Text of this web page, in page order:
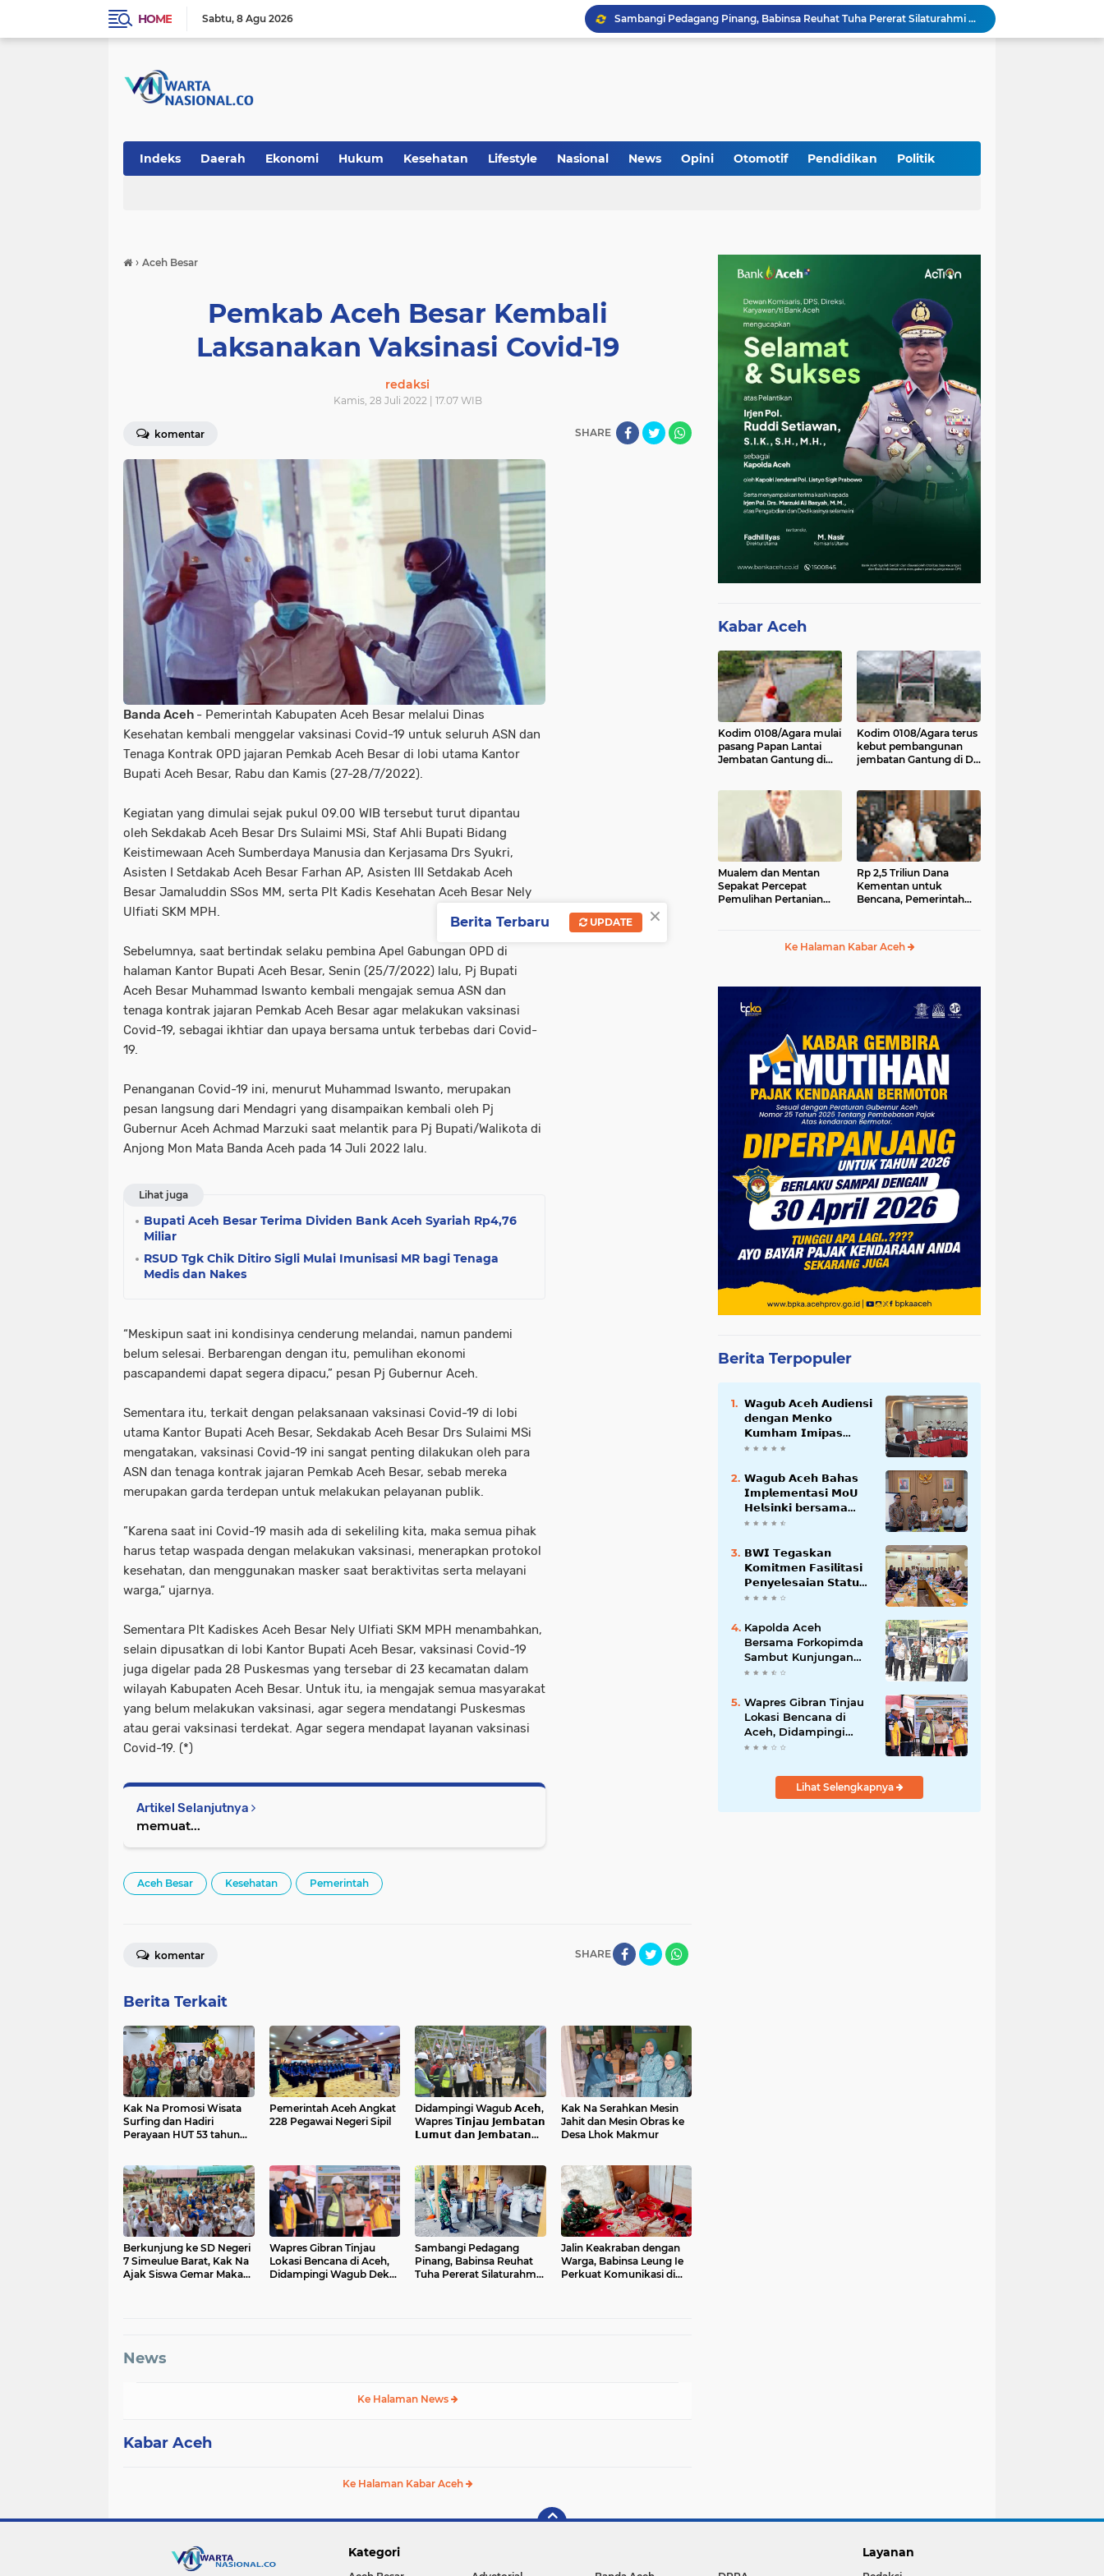
HOME Sabtu 8 Agu 2026
Sambangi Pedagang Pinang, Babinsa Reuhat Tuha Pererat Silaturahmi dengan Warga
Jalin Keakraban dengan Warga, Babinsa Leung Ie Perkuat Komunikasi di Wilayah Binaan
Rp 2,5 Triliun Dana Kementan untuk Bencana, Pemerintah Aceh kelola Rp 9,7 M
Indeks Daerah Ekonomi Hukum Kesehatan Lifestyle Nasional News Opini Otomotif Pendidikan Politik
› Aceh Besar
Pemkab Aceh Besar Kembali
Laksanakan Vaksinasi Covid-19
redaksi
Kamis, 28 Juli 2022 | 17.07 WIB
komentar SHARE
Banda Aceh - Pemerintah Kabupaten Aceh Besar melalui Dinas
Kesehatan kembali menggelar vaksinasi Covid-19 untuk seluruh ASN dan
Tenaga Kontrak OPD jajaran Pemkab Aceh Besar di lobi utama Kantor
Bupati Aceh Besar, Rabu dan Kamis (27-28/7/2022).
Kegiatan yang dimulai sejak pukul 09.00 WIB tersebut turut dipantau
oleh Sekdakab Aceh Besar Drs Sulaimi MSi, Staf Ahli Bupati Bidang
Keistimewaan Aceh Sumberdaya Manusia dan Kerjasama Drs Syukri,
Asisten I Setdakab Aceh Besar Farhan AP, Asisten III Setdakab Aceh
Besar Jamaluddin SSos MM, serta Plt Kadis Kesehatan Aceh Besar Nely
Ulfiati SKM MPH.
Sebelumnya, saat bertindak selaku pembina Apel Gabungan OPD di
halaman Kantor Bupati Aceh Besar, Senin (25/7/2022) lalu, Pj Bupati
Aceh Besar Muhammad Iswanto kembali mengajak semua ASN dan
tenaga kontrak jajaran Pemkab Aceh Besar agar melakukan vaksinasi
Covid-19, sebagai ikhtiar dan upaya bersama untuk terbebas dari Covid-
19.
Penanganan Covid-19 ini, menurut Muhammad Iswanto, merupakan
pesan langsung dari Mendagri yang disampaikan kembali oleh Pj
Gubernur Aceh Achmad Marzuki saat melantik para Pj Bupati/Walikota di
Anjong Mon Mata Banda Aceh pada 14 Juli 2022 lalu.
Lihat juga
Bupati Aceh Besar Terima Dividen Bank Aceh Syariah Rp4,76
Miliar
RSUD Tgk Chik Ditiro Sigli Mulai Imunisasi MR bagi Tenaga
Medis dan Nakes
“Meskipun saat ini kondisinya cenderung melandai, namun pandemi
belum selesai. Berbarengan dengan itu, pemulihan ekonomi
pascapandemi dapat segera dipacu,” pesan Pj Gubernur Aceh.
Sementara itu, terkait dengan pelaksanaan vaksinasi Covid-19 di lobi
utama Kantor Bupati Aceh Besar, Sekdakab Aceh Besar Drs Sulaimi MSi
mengatakan, vaksinasi Covid-19 ini sangat penting dilakukan oleh para
ASN dan tenaga kontrak jajaran Pemkab Aceh Besar, sebab mereka
merupakan garda terdepan untuk melakukan pelayanan publik.
”Karena saat ini Covid-19 masih ada di sekeliling kita, maka semua pihak
harus tetap waspada dengan melakukan vaksinasi, menerapkan protokol
kesehatan, dan menggunakan masker saat beraktivitas serta melayani
warga,“ ujarnya.
Sementara Plt Kadiskes Aceh Besar Nely Ulfiati SKM MPH menambahkan,
selain dipusatkan di lobi Kantor Bupati Aceh Besar, vaksinasi Covid-19
juga digelar pada 28 Puskesmas yang tersebar di 23 kecamatan dalam
wilayah Kabupaten Aceh Besar. Untuk itu, ia mengajak semua masyarakat
yang belum melakukan vaksinasi, agar segera mendatangi Puskesmas
atau gerai vaksinasi terdekat. Agar segera mendapat layanan vaksinasi
Covid-19. (*)
Artikel Selanjutnya
memuat...
Aceh Besar Kesehatan Pemerintah
SHARE
komentar
Berita Terkait
Kak Na Promosi Wisata
Surfing dan Hadiri
Perayaan HUT 53 tahun
Pemerintah Aceh Angkat
228 Pegawai Negeri Sipil
Didampingi Wagub 𝗔𝗰𝗲𝗵,
Wapres 𝗧𝗶𝗻𝗷𝗮𝘂 𝗝𝗲𝗺𝗯𝗮𝘁𝗮𝗻
𝗟𝘂𝗺𝘂𝘁 𝗱𝗮𝗻 𝗝𝗲𝗺𝗯𝗮𝘁𝗮𝗻
Kak Na Serahkan Mesin
Jahit dan Mesin Obras ke
Desa Lhok Makmur
Berkunjung ke SD Negeri
7 Simeulue Barat, Kak Na
Ajak Siswa Gemar Makan
Wapres Gibran Tinjau
Lokasi Bencana di Aceh,
Didampingi Wagub Dek
Sambangi Pedagang
Pinang, Babinsa Reuhat
Tuha Pererat Silaturahmi
Jalin Keakraban dengan
Warga, Babinsa Leung Ie
Perkuat Komunikasi di
News
Ke Halaman News
Kabar Aceh
Ke Halaman Kabar Aceh
Kabar Aceh
Kodim 0108/Agara mulai
pasang Papan Lantai
Jembatan Gantung di
Kodim 0108/Agara terus
kebut pembangunan
jembatan Gantung di Ds.
Mualem dan Mentan
Sepakat Percepat
Pemulihan Pertanian
Rp 2,5 Triliun Dana
Kementan untuk
Bencana, Pemerintah
Ke Halaman Kabar Aceh
Berita Terpopuler
𝗪𝗮𝗴𝘂𝗯 𝗔𝗰𝗲𝗵 𝗔𝘂𝗱𝗶𝗲𝗻𝘀𝗶
𝗱𝗲𝗻𝗴𝗮𝗻 𝗠𝗲𝗻𝗸𝗼
𝗞𝘂𝗺𝗵𝗮𝗺 𝗜𝗺𝗶𝗽𝗮𝘀
𝗧𝗲𝗿𝗸𝗮𝗶𝘁 𝗦𝘁𝗮𝘁𝘂𝘀 𝗪𝗮𝗸𝗮𝗳
𝗪𝗮𝗴𝘂𝗯 𝗔𝗰𝗲𝗵 𝗕𝗮𝗵𝗮𝘀
𝗜𝗺𝗽𝗹𝗲𝗺𝗲𝗻𝘁𝗮𝘀𝗶 𝗠𝗼𝗨
𝗛𝗲𝗹𝘀𝗶𝗻𝗸𝗶 𝗯𝗲𝗿𝘀𝗮𝗺𝗮
𝗦𝗲𝗸𝗿𝗲𝘁𝗮𝗿𝗶𝗮𝘁 𝗡𝗲𝗴𝗮𝗿𝗮
𝗕𝗪𝗜 𝗧𝗲𝗴𝗮𝘀𝗸𝗮𝗻
𝗞𝗼𝗺𝗶𝘁𝗺𝗲𝗻 𝗙𝗮𝘀𝗶𝗹𝗶𝘁𝗮𝘀𝗶
𝗣𝗲𝗻𝘆𝗲𝗹𝗲𝘀𝗮𝗶𝗮𝗻 𝗦𝘁𝗮𝘁𝘂𝘀
𝗪𝗮𝗸𝗮𝗳 𝗕𝗹𝗮𝗻𝗴 𝗣𝗮𝗱𝗮𝗻𝗴
Kapolda Aceh
Bersama Forkopimda
Sambut Kunjungan
Kerja Wakil Presiden
Bireuen
Wapres Gibran Tinjau
Lokasi Bencana di
Aceh, Didampingi
Wagub Dek Fadh
Lihat Selengkapnya
Kategori Layanan
×
Berita Terbaru UPDATE